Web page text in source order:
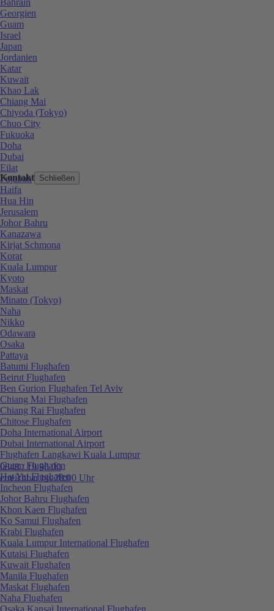
Kontakt Schließen
0848 / 19 96 00
erreichbar bis 20:00 Uhr
Georgien
Guam
Israel
Japan
Jordanien
Katar
Kuwait
Khao Lak
Chiang Mai
Chiyoda (Tokyo)
Chuo City
Fukuoka
Doha
Dubai
Eilat
Fujairah
Haifa
Hua Hin
Jerusalem
Johor Bahru
Kanazawa
Kirjat Schmona
Korat
Kuala Lumpur
Kyoto
Maskat
Minato (Tokyo)
Naha
Nikko
Odawara
Osaka
Pattaya
Batumi Flughafen
Beirut Flughafen
Ben Gurion Flughafen Tel Aviv
Chiang Mai Flughafen
Chiang Rai Flughafen
Chitose Flughafen
Doha International Airport
Dubai International Airport
Flughafen Langkawi Kuala Lumpur
Guam Flughafen
Hat Yai Flughafen
Incheon Flughafen
Johor Bahru Flughafen
Khon Kaen Flughafen
Ko Samui Flughafen
Krabi Flughafen
Kuala Lumpur International Flughafen
Kutaisi Flughafen
Kuwait Flughafen
Manila Flughafen
Maskat Flughafen
Naha Flughafen
Osaka Kansai International Flughafen